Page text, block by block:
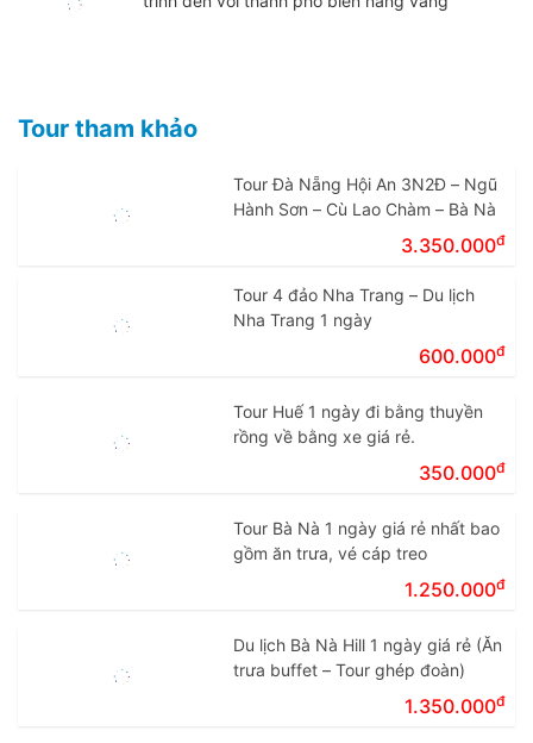
Tour tham khảo
Tour Đà Nẵng Hội An 3N2Đ – Ngũ
Hành Sơn – Cù Lao Chàm – Bà Nà
3.350.000đ
Tour 4 đảo Nha Trang – Du lịch
Nha Trang 1 ngày
600.000đ
Tour Huế 1 ngày đi bằng thuyền
rồng về bằng xe giá rẻ.
350.000đ
Tour Bà Nà 1 ngày giá rẻ nhất bao
gồm ăn trưa, vé cáp treo
1.250.000đ
Du lịch Bà Nà Hill 1 ngày giá rẻ (Ăn
trưa buffet – Tour ghép đoàn)
1.350.000đ